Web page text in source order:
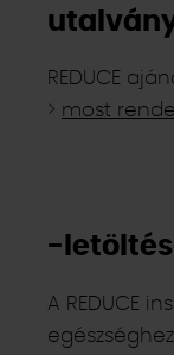
REDUCE
> most
-
A REDUCE